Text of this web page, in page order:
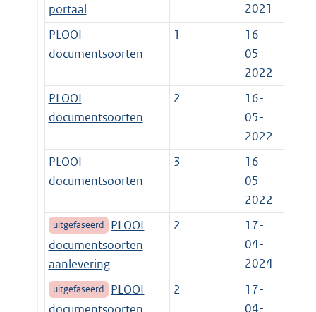
portaal
2021
PLOOI
documentsoorten
1
16-
05-
2022
PLOOI
documentsoorten
2
16-
05-
2022
PLOOI
documentsoorten
3
16-
05-
2022
uitgefaseerd
PLOOI
documentsoorten
aanlevering
2
17-
04-
2024
uitgefaseerd
PLOOI
2
17-
04-